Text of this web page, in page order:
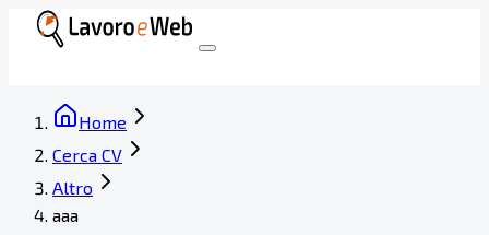
Home
Cerca CV
Altro
aaa